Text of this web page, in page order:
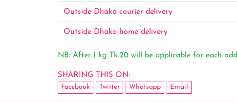
Outside Dhaka courier delivery
Outside Dhaka home delivery
NB: After 1 kg Tk.20 will be applicable for each
SHARING THIS ON:
Facebook Twitter Whatsapp Email